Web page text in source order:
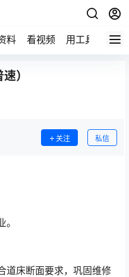
料 看视频 用工具 论技
）
关注 私信
道床断面要求，巩固维修